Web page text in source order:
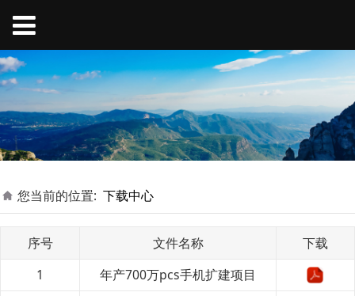
您当前的位置: 下载中心
序号 文件名称 下载
1 年产700万pcs手机扩建项目